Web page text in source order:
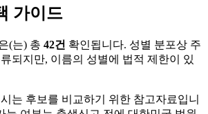
가이드
(는) 총 42건 확인됩니다. 성별 분포상 주
되지만, 이름의 성별에 법적 제한이 있
는 후보를 비교하기 위한 참고자료입니